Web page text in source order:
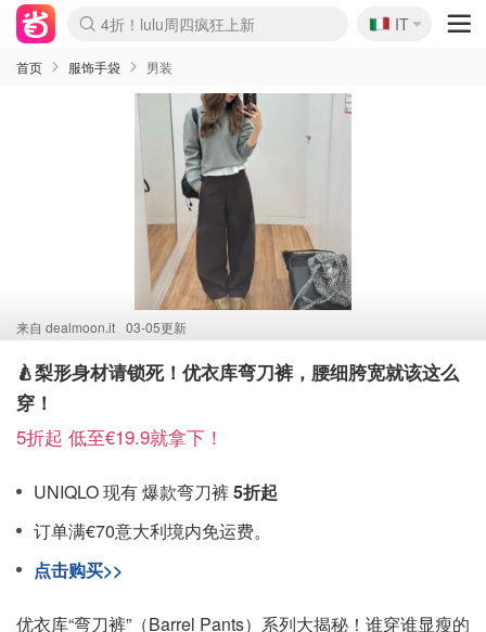
Boticinal 夏促开抢！
4折！lulu周四疯狂上新
速领！Stanley独家85折
Zalando 奥莱闪促！每日更新
🇮🇹
IT
首页 服饰手袋 男装
来自 dealmoon.it 03-05更新
🍐梨形身材请锁死！优衣库弯刀裤，腰细胯宽就该这么
穿！
5折起 低至€19.9就拿下！
UNIQLO 现有 爆款弯刀裤5折起
订单满€70意大利境内免运费。
点击购买>>
优衣库“弯刀裤”（Barrel Pants）系列大揭秘！谁穿谁显瘦的